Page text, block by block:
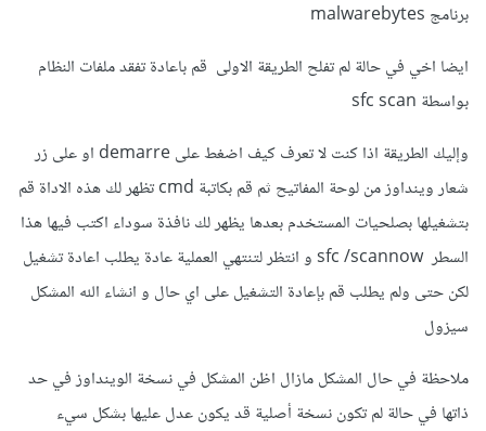
برنامج malwarebytes
ايضا اخي في حالة لم تفلح الطريقة الاولى قم باعادة تفقد ملفات النظام
بواسطة sfc scan
وإليك الطريقة اذا كنت لا تعرف كيف اضغط على demarre او على زر
شعار وينداوز من لوحة المفاتيح ثم قم بكاتبة cmd تظهر لك هذه الاداة قم
بتشغيلها بصلحيات المستخدم بعدها يظهر لك نافذة سوداء اكتب فيها هذا
السطر sfc /scannow و انتظر لتنتهي العملية عادة يطلب اعادة تشغيل
لكن حتى ولم يطلب قم بإعادة التشغيل على اي حال و انشاء الله المشكل
سيزول
ملاحظة في حال المشكل مازال اظن المشكل في نسخة الوينداوز في حد
ذاتها في حالة لم تكون نسخة أصلية قد يكون عدل عليها بشكل سيء